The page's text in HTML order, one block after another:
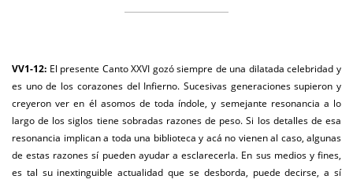
VV1-12: El presente Canto XXVI gozó siempre de una dilatada celebridad y
es uno de los corazones del Infierno. Sucesivas generaciones supieron y
creyeron ver en él asomos de toda índole, y semejante resonancia a lo
largo de los siglos tiene sobradas razones de peso. Si los detalles de esa
resonancia implican a toda una biblioteca y acá no vienen al caso, algunas
de estas razones sí pueden ayudar a esclarecerla. En sus medios y fines,
es tal su inextinguible actualidad que se desborda, puede decirse, a sí